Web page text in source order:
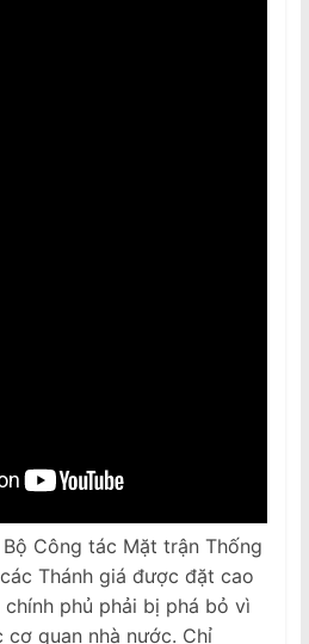
Công tác Mặt trận Thống
Thánh giá được đặt cao
phủ phải bị phá bỏ vì
cơ quan nhà nước. Chỉ